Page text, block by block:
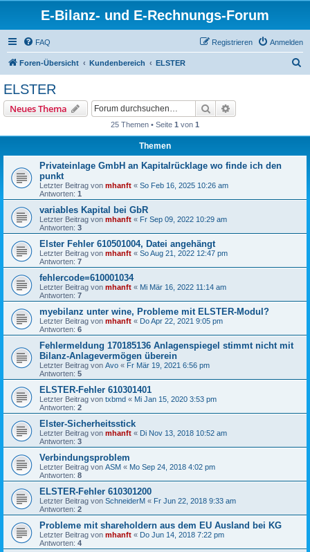
E-Bilanz- und E-Rechnungs-Forum
FAQ Anmelden
Registrieren
Foren-Übersicht Kundenbereich ELSTER
ELSTER
Neues Thema Suche
25 Themen • Seite 1 von 1
Themen
Privateinlage GmbH an Kapitalrücklage wo finde ich den
punkt
Letzter Beitrag von mhanft « So Feb 16, 2025 10:26 am
Antworten: 1
variables Kapital bei GbR
Letzter Beitrag von mhanft « Fr Sep 09, 2022 10:29 am
Antworten: 3
Elster Fehler 610501004, Datei angehängt
Letzter Beitrag von mhanft « So Aug 21, 2022 12:47 pm
Antworten: 7
fehlercode=610001034
Letzter Beitrag von mhanft « Mi Mär 16, 2022 11:14 am
Antworten: 7
myebilanz unter wine, Probleme mit ELSTER-Modul?
Letzter Beitrag von mhanft « Do Apr 22, 2021 9:05 pm
Antworten: 6
Fehlermeldung 170185136 Anlagenspiegel stimmt nicht mit
Bilanz-Anlagevermögen überein
Letzter Beitrag von Avo « Fr Mär 19, 2021 6:56 pm
Antworten: 5
ELSTER-Fehler 610301401
Letzter Beitrag von txbmd « Mi Jan 15, 2020 3:53 pm
Antworten: 2
Elster-Sicherheitsstick
Letzter Beitrag von mhanft « Di Nov 13, 2018 10:52 am
Antworten: 3
Verbindungsproblem
Letzter Beitrag von ASM « Mo Sep 24, 2018 4:02 pm
Antworten: 8
ELSTER-Fehler 610301200
Letzter Beitrag von SchneiderM « Fr Jun 22, 2018 9:33 am
Antworten: 2
Probleme mit shareholdern aus dem EU Ausland bei KG
Letzter Beitrag von mhanft « Do Jun 14, 2018 7:22 pm
Antworten: 4